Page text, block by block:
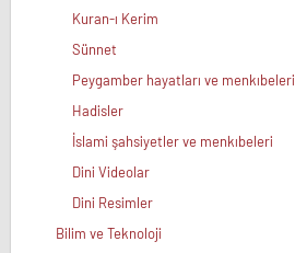
Kuran-ı Kerim
Sünnet
Peygamber hayatları ve menkıbeleri
Hadisler
İslami şahsiyetler ve menkıbeleri
Dini Videolar
Dini Resimler
Bilim ve Teknoloji